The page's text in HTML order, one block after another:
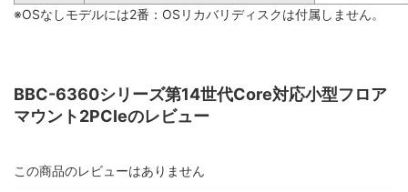
※OSなしモデルには2番：OSリカバリディスクは付属しません。
BBC-6360シリーズ第14世代Core対応小型フロア
マウント2PCIeのレビュー
この商品のレビューはありません